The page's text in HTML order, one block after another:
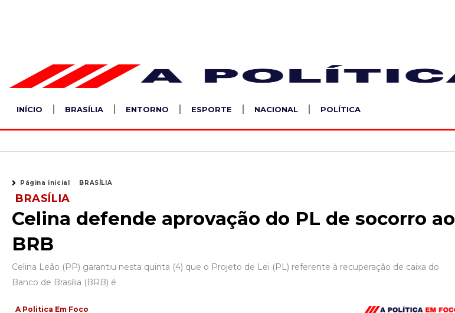
INÍCIO BRASÍLIA ENTORNO ESPORTE NACIONAL POLÍTICA
Página inicial BRASÍLIA
BRASÍLIA
Celina defende aprovação do PL de socorro ao
BRB
Celina Leão (PP) garantiu nesta quinta (4) que o Projeto de Lei (PL) referente à recuperação de caixa do
Banco de Brasília (BRB) é
A Politica Em Foco